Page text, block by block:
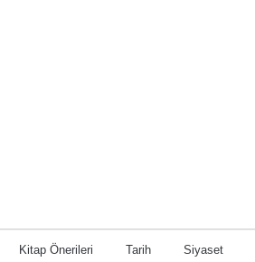
Kitap Önerileri Tarih Siyaset